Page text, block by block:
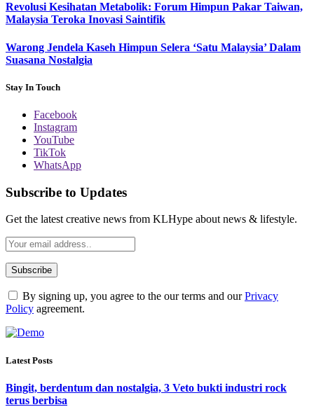
Revolusi Kesihatan Metabolik: Forum Himpun Pakar Taiwan,
Malaysia Teroka Inovasi Saintifik
Warong Jendela Kaseh Himpun Selera ‘Satu Malaysia’ Dalam
Suasana Nostalgia
Stay In Touch
Facebook
Instagram
YouTube
TikTok
WhatsApp
Subscribe to Updates
Get the latest creative news from KLHype about news & lifestyle.
By signing up, you agree to the our terms and ourPrivacy
Policy agreement.
Latest Posts
Bingit, berdentum dan nostalgia, 3 Veto bukti industri rock
terus berbisa